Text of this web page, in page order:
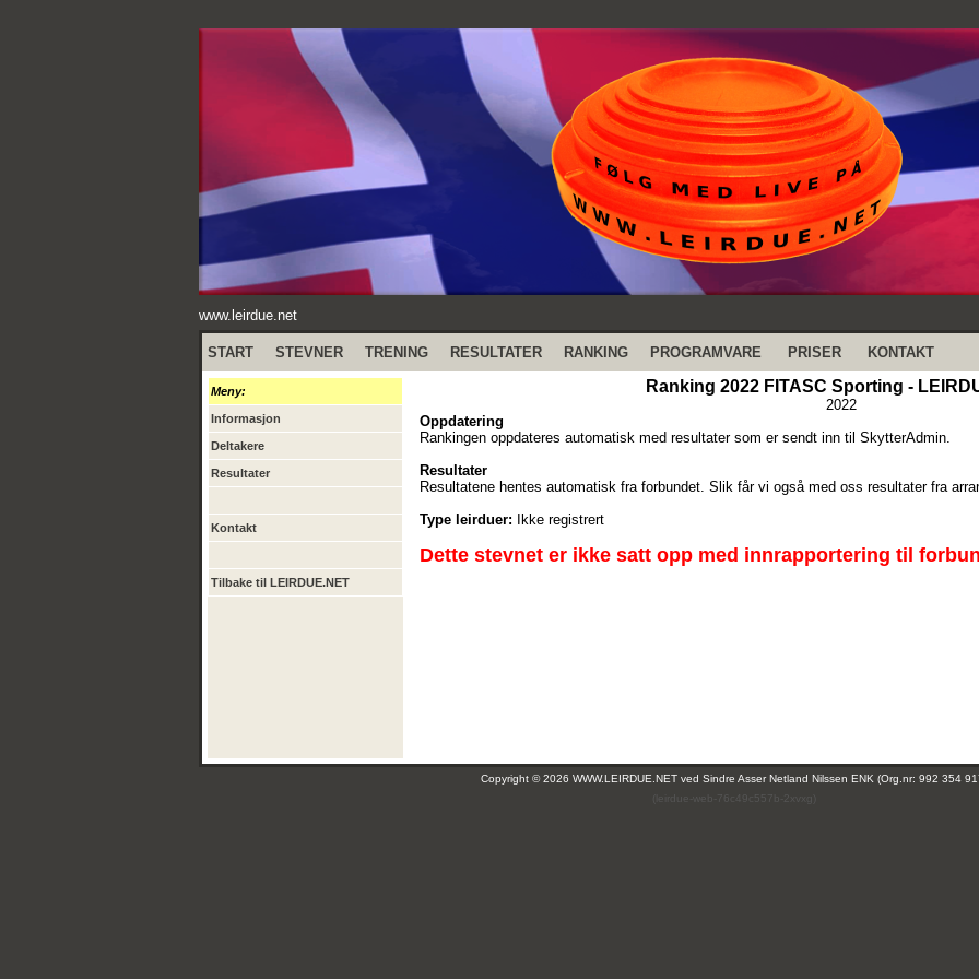
www.leirdue.net
START STEVNER TRENING RESULTATER RANKING PROGRAMVARE PRISER KONTAKT
Meny:
Informasjon
Deltakere
Resultater
Kontakt
Tilbake til LEIRDUE.NET
Ranking 2022 FITASC Sporting -
2022
Oppdatering
Rankingen oppdateres automatisk med resultater som er sendt inn til SkytterAdmin.
Resultater
Resultatene hentes automatisk fra forbundet. Slik får vi også med oss resultater fra
Type leirduer: Ikke registrert
Dette stevnet er ikke satt opp med innrapportering til
Copyright © 2026 WWW.LEIRDUE.NET ved Sindre Asser Netland Nilssen ENK (Org.nr: 992 354
(leirdue-web-76c49c557b-2xvxg)